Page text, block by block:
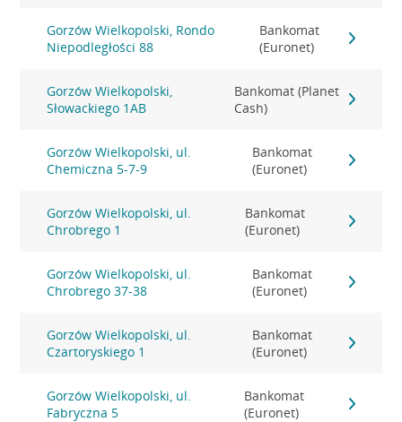
Gorzów Wielkopolski, Rondo
Niepodległości 88
Bankomat
(Euronet)
Gorzów Wielkopolski,
Słowackiego 1AB
Bankomat (Planet
Cash)
Gorzów Wielkopolski, ul.
Chemiczna 5-7-9
Bankomat
(Euronet)
Gorzów Wielkopolski, ul.
Chrobrego 1
Bankomat
(Euronet)
Gorzów Wielkopolski, ul.
Chrobrego 37-38
Bankomat
(Euronet)
Gorzów Wielkopolski, ul.
Czartoryskiego 1
Bankomat
(Euronet)
Gorzów Wielkopolski, ul.
Fabryczna 5
Bankomat
(Euronet)